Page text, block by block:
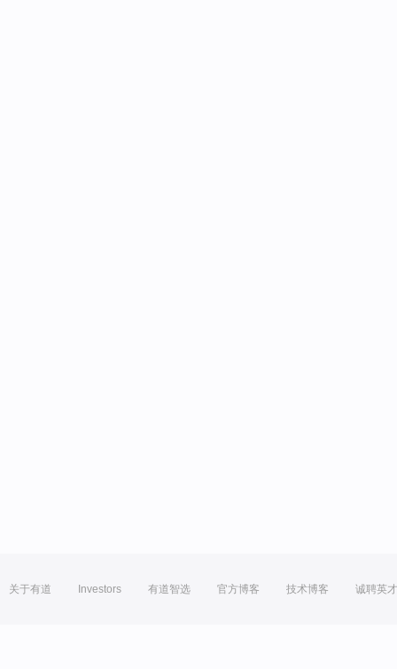
关于有道 Investors 有道智选 官方博客 技术博客 诚聘英才